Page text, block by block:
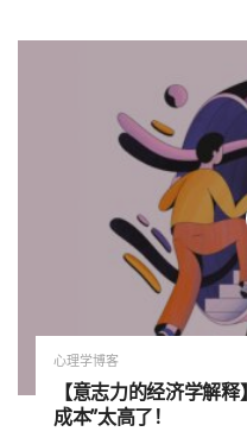
心理学博客
【意志力的经济学解
成本”太高了！